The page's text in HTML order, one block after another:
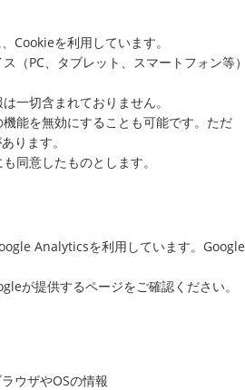
Cookieを利用しています。
（PC、タブレット、スマートフォン等）
一切含まれておりません。
能を無効にすることも可能です。ただ
ります。
同意したものとします。
Analyticsを利用しています。Google
が提供するページをご確認ください。
ウザやOSの情報